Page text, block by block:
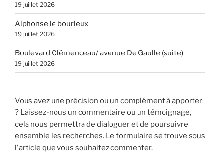
19 juillet 2026
Alphonse le bourleux
19 juillet 2026
Boulevard Clémenceau/ avenue De Gaulle (suite)
19 juillet 2026
Vous avez une précision ou un complément à apporter
? Laissez-nous un commentaire ou un témoignage,
cela nous permettra de dialoguer et de poursuivre
ensemble les recherches. Le formulaire se trouve sous
l'article que vous souhaitez commenter.